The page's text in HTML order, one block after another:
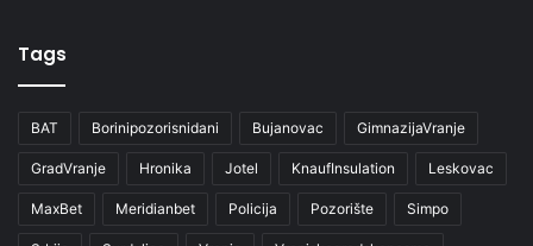
Tags
BAT Borinipozorisnidani Bujanovac GimnazijaVranje
GradVranje Hronika Jotel KnaufInsulation Leskovac
MaxBet Meridianbet Policija Pozorište Simpo